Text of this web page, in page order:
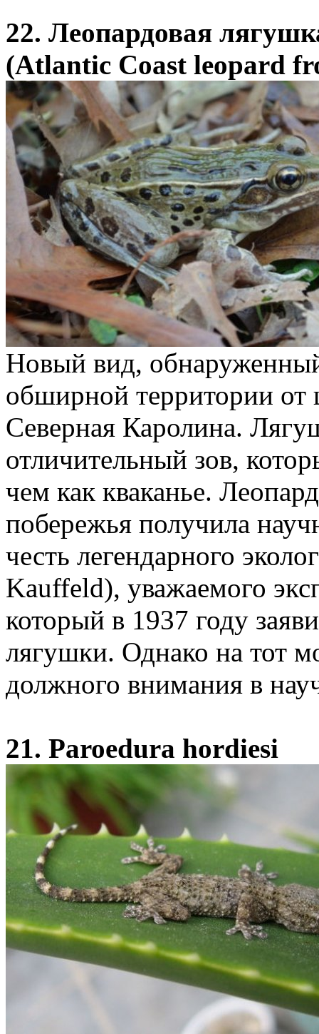
22. Леопардовая
(Atlantic Coast leopard
Новый вид,
обширной территории от
Северная Каролина.
отличительный зов,
чем как кваканье.
побережья получила
честь легендарного
Kauffeld), уважаемого
который в 1937 году
лягушки. Однако на тот
должного внимания в
21. Paroedura hordiesi